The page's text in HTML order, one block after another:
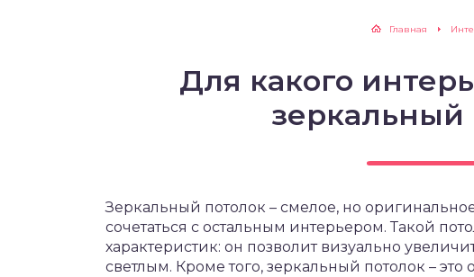
Главная
Для какого
зеркальный
Зеркальный потолок – смелое, но
сочетаться с остальным интерьером. Такой
характеристик: он позволит визуально
светлым. Кроме того, зеркальный потолок –